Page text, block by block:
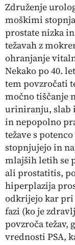
Združenje
moškimi
prostate nizka
težavah z
ohranjanje
Nekako po 40.
tem povzročati
močno tiščanje
uriniranju, slab
in nepopolno
težave s
stopnjujejo in
mlajših letih se
ali prostatitis,
hiperplazija
odkrijejo kar pri
fazi (ko je
povzroča težav,
vrednosti PSA,